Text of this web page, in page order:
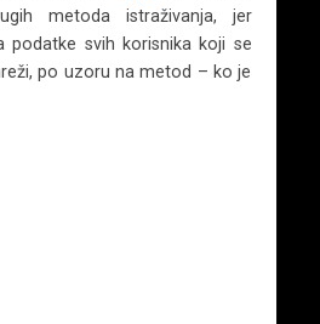
metoda istraživanja, jer
podatke svih korisnika koji se
po uzoru na metod – ko je